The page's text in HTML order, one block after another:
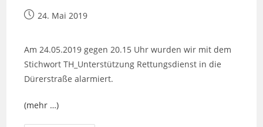
Beitrag24. Mai 2019
Am 24.05.2019 gegen 20.15 Uhr wurden wir mit dem
Stichwort TH_Unterstützung Rettungsdienst in die
Dürerstraße alarmiert.
(mehr …)